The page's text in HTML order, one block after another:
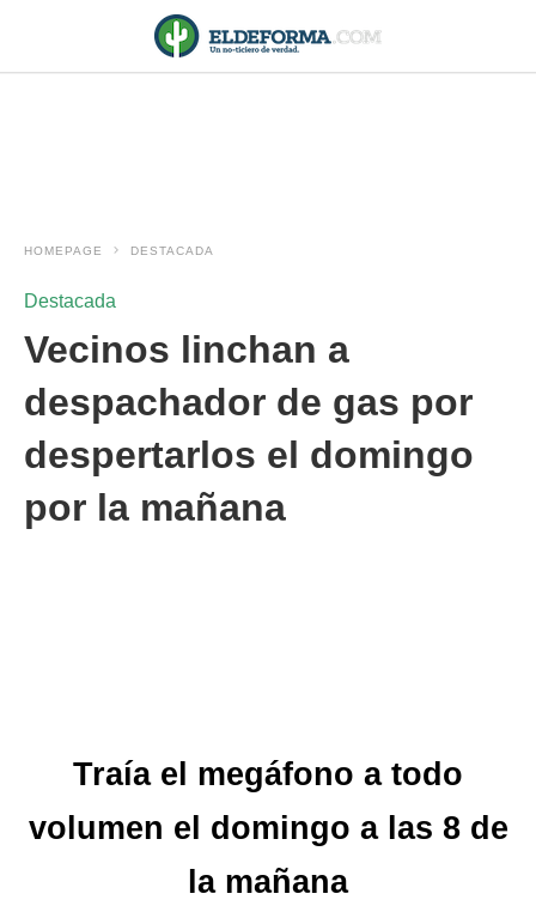
HOMEPAGE DESTACADA
Destacada
Vecinos linchan a
despachador de gas por
despertarlos el domingo
por la mañana
Traía el megáfono a todo
volumen el domingo a las 8 de
la mañana